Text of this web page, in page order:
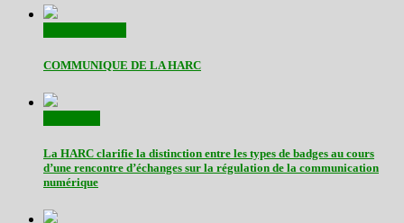
COMMUNIQUE DE LA HARC
La HARC clarifie la distinction entre les types de badges au cours
d’une rencontre d’échanges sur la régulation de la communication
numérique